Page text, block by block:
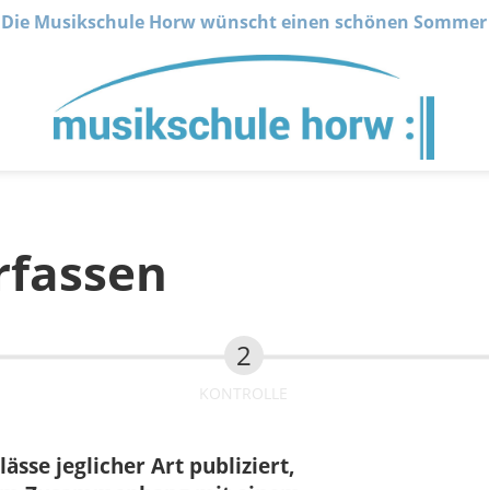
Die Musikschule Horw wünscht einen schönen Sommer
KONTROLLE
jeglicher Art publiziert,